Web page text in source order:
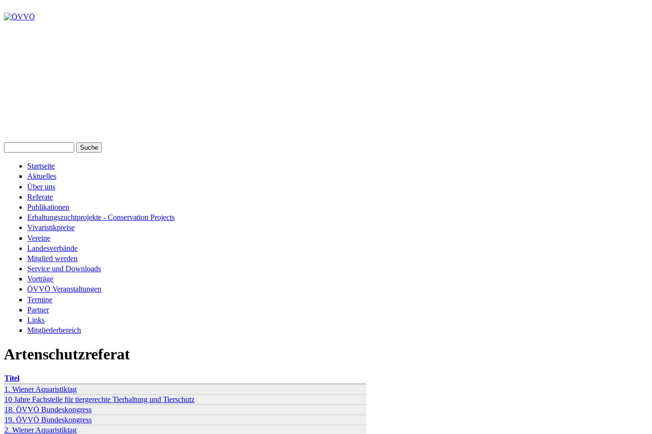
Startseite
Aktuelles
Über uns
Referate
Publikationen
Erhaltungszuchtprojekte - Conservation Projects
Vivaristikpreise
Vereine
Landesverbände
Mitglied werden
Service und Downloads
Vorträge
ÖVVÖ Veranstaltungen
Termine
Partner
Links
Mitgliederbereich
Artenschutzreferat
Titel
1. Wiener Aquaristiktag
10 Jahre Fachstelle für tiergerechte Tierhaltung und Tierschutz
18. ÖVVÖ Bundeskongress
19. ÖVVÖ Bundeskongress
2. Wiener Aquaristiktag